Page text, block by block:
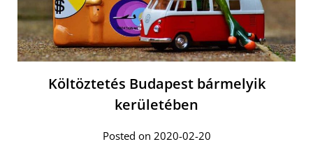
Költöztetés Budapest bármelyik
kerületében
Posted on 2020-02-20